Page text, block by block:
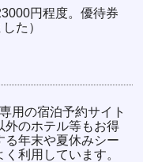
円程度。優待券
た）
用の宿泊予約サイト
外のホテル等もお得
る年末や夏休みシー
利用しています。